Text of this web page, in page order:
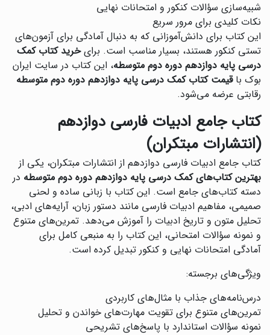
شبیه‌سازی سؤالات کنکور و امتحانات نهایی
نکات کلیدی برای مرور سریع
این کتاب برای دانش‌آموزانی که به دنبال آمادگی برای آزمون‌های
تستی کنکور هستند، بسیار مناسب است. برایخرید کتاب کمک
درسی پایه دوازدهم دوره دوم متوسطه، این کتاب در سایت ایران
بوک باقیمت کتاب کمک درسی پایه دوازدهم دوره دوم متوسطه
رقابتی عرضه می‌شود.
کتاب جامع ادبیات فارسی دوازدهم
(انتشارات مبتکران)
کتاب جامع ادبیات فارسی دوازدهم از انتشارات مبتکران، یکی از
بهترین کتاب‌های کمک درسی پایه دوازدهم دوره دوم متوسطه در
دسته کتاب‌های جامع است. این کتاب با زبانی ساده و لحنی
صمیمی، مفاهیم ادبیات فارسی مانند دستور زبان، آرایه‌های ادبی،
تحلیل متون و تاریخ ادبیات را آموزش می‌دهد. تمرین‌های متنوع
و نمونه سؤالات امتحانی، این کتاب را به منبعی کامل برای
آمادگی امتحانات نهایی و کنکور تبدیل کرده است.
ویژگی‌های برجسته:
درس‌نامه‌های جذاب با مثال‌های کاربردی
تمرین‌های متنوع برای تقویت مهارت‌های خواندن و تحلیل
نمونه سؤالات استاندارد با پاسخ‌های تشریحی